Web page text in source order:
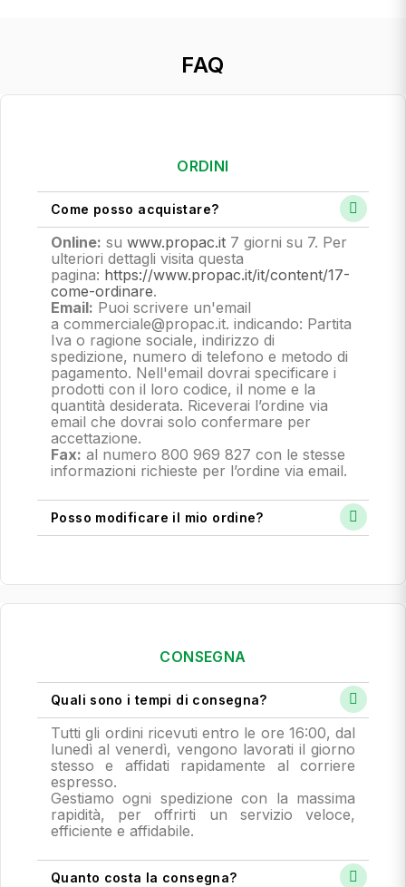
FAQ
ORDINI
Come posso acquistare?
Online: su www.propac.it 7 giorni su 7. Per
ulteriori dettagli visita questa
pagina: https://www.propac.it/it/content/17-
come-ordinare.
Email: Puoi scrivere un'email
a commerciale@propac.it. indicando: Partita
Iva o ragione sociale, indirizzo di
spedizione, numero di telefono e metodo di
pagamento. Nell'email dovrai specificare i
prodotti con il loro codice, il nome e la
quantità desiderata. Riceverai l’ordine via
email che dovrai solo confermare per
accettazione.
Fax: al numero 800 969 827 con le stesse
informazioni richieste per l’ordine via email.
Posso modificare il mio ordine?
CONSEGNA
Quali sono i tempi di consegna?
Tutti gli ordini ricevuti entro le ore 16:00, dal
lunedì al venerdì, vengono lavorati il giorno
stesso e affidati rapidamente al corriere
espresso.
Gestiamo ogni spedizione con la massima
rapidità, per offrirti un servizio veloce,
efficiente e affidabile.
Quanto costa la consegna?